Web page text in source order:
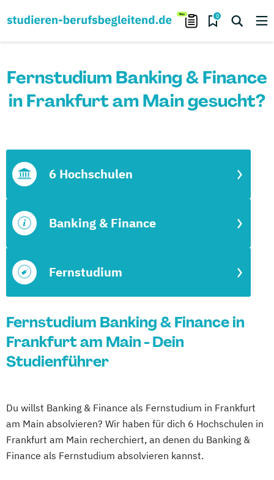
0
Fernstudium Banking & Finance
in Frankfurt am Main gesucht?
Fernstudium
Banking & Finance
6 Hochschulen
Fernstudium Banking & Finance in
Frankfurt am Main - Dein
Studienführer
Du willst Banking & Finance als Fernstudium in Frankfurt
am Main absolvieren? Wir haben für dich 6 Hochschulen in
Frankfurt am Main recherchiert, an denen du Banking &
Finance als Fernstudium absolvieren kannst.